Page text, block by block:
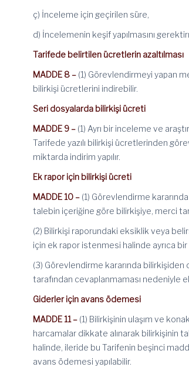
ç) İnceleme için geçirilen süre,
d) İncelemenin keşif yapılmasını
Tarifede belirtilen ücretlerin azaltılması
MADDE 8 – (1) Görevlendirmeyi yapan
bilirkişi ücretlerini indirebilir.
Seri dosyalarda bilirkişi ücreti
MADDE 9 – (1) Ayrı bir inceleme ve
Tarifede yazılı bilirkişi ücretlerinden
miktarda indirim yapılır.
Ek rapor için bilirkişi ücreti
MADDE 10 – (1) Görevlendirme
talebin içeriğine göre bilirkişiye, merci
(2) Bilirkişi raporundaki eksiklik veya
için ek rapor istenmesi halinde ayrıca
(3) Görevlendirme kararında bilirkişiden
tarafından cevaplanmaması nedeniyle
Giderler için avans ödemesi
MADDE 11 – (1) Bilirkişinin ulaşım ve
harcamalar dikkate alınarak bilirkişinin
halinde, ileride bu Tarifenin beşinci
avans ödemesi yapılabilir.